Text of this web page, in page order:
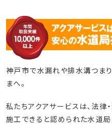
神戸市で水漏れや排水溝つま
まへ。
私たちアクアサービスは、法律
施工できると認められた水道局